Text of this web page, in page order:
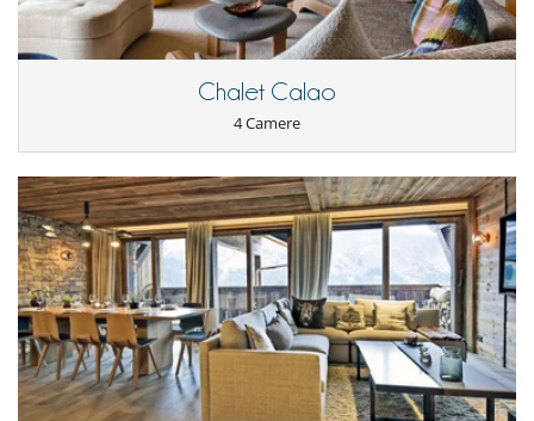
Qui vicino
Chalet Calao
4 Camere